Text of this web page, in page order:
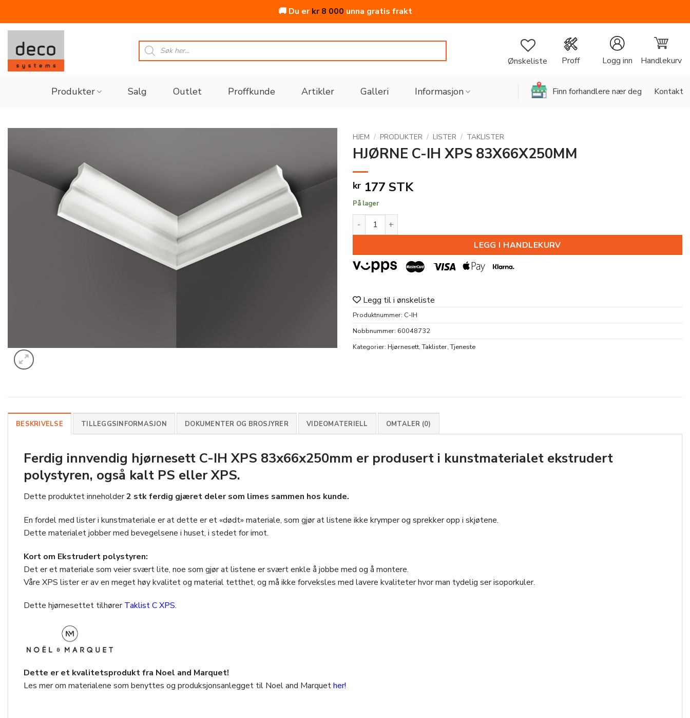
🚚 Du erkr8 000 unna gratis frakt
Skip
content
Products
search
Ønskeliste Proff Logg inn Handlekurv
Produkter Salg Outlet Proffkunde Artikler Galleri Informasjon Finn forhandlere nær deg Kontakt
HJEM / PRODUKTER / LISTER / TAKLISTER
HJØRNE C-IH XPS 83X66X250MM
kr 177 STK
På lager
HJØRNE C-IH XPS 83X66X250MM antall
LEGG I HANDLEKURV
Legg til i ønskeliste
Produktnummer: C-IH
Nobbnummer: 60048732
Kategorier: Hjørnesett,Taklister,Tjeneste
BESKRIVELSE TILLEGGSINFORMASJON DOKUMENTER OG BROSJYRER VIDEOMATERIELL OMTALER (0)
Ferdig innvendig hjørnesett C-IH XPS 83x66x250mm er produsert i kunstmaterialet ekstrudert
polystyren, også kalt PS eller XPS.
Dette produktet inneholder2 stk ferdig gjæret deler som limes sammen hos kunde.
En fordel med lister i kunstmateriale er at dette er et «dødt» materiale, som gjør at listene ikke krymper og sprekker opp i skjøtene.
Dette materialet jobber med bevegelsene i huset, i stedet for imot.
Kort om Ekstrudert polystyren:
Det er et materiale som veier svært lite, noe som gjør at listene er svært enkle å jobbe med og å montere.
Våre XPS lister er av en meget høy kvalitet og material tetthet, og må ikke forveksles med lavere kvaliteter hvor man tydelig ser isoporkuler.
Dette hjørnesettet tilhørerTaklist C XPS.
Dette er et kvalitetsprodukt fra Noel and Marquet!
Les mer om materialene som benyttes og produksjonsanlegget til Noel and Marquether!